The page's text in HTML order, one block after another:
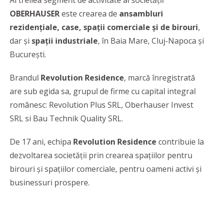
OBERHAUSEReste crearea de ansambluri
rezidențiale, case, spații comerciale și de birouri,
dar și spații industriale, în Baia Mare, Cluj-Napoca și
București.
Brandul Revolution Residence, marcă înregistrată
are sub egida sa, grupul de firme cu capital integral
românesc: Revolution Plus SRL, Oberhauser Invest
SRL si Bau Technik Quality SRL.
De 17 ani, echipa Revolution Residence contribuie la
dezvoltarea societății prin crearea spațiilor pentru
birouri și spațiilor comerciale, pentru oameni activi și
businessuri prospere.